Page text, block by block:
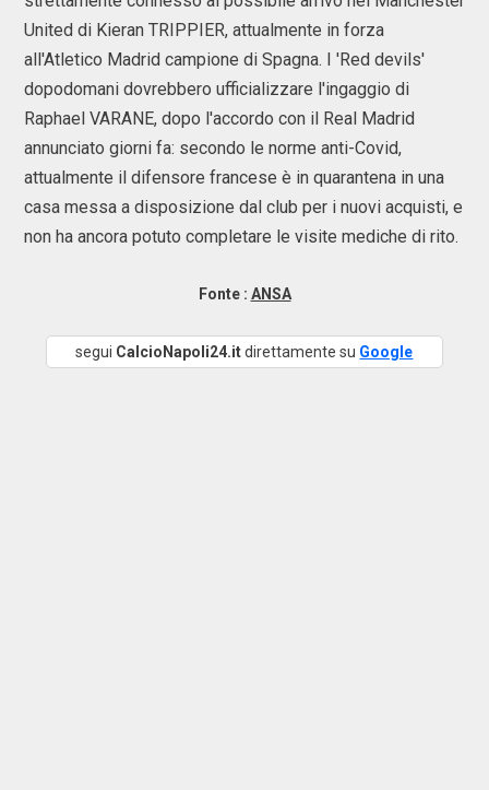
United di Kieran TRIPPIER, attualmente in forza
all'Atletico Madrid campione di Spagna. I 'Red devils'
dopodomani dovrebbero ufficializzare l'ingaggio di
Raphael VARANE, dopo l'accordo con il Real Madrid
annunciato giorni fa: secondo le norme anti-Covid,
attualmente il difensore francese è in quarantena in una
casa messa a disposizione dal club per i nuovi acquisti, e
non ha ancora potuto completare le visite mediche di rito.
Fonte : ANSA
segui CalcioNapoli24.itdirettamente su Google